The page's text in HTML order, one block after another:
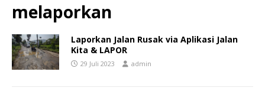
melaporkan
Laporkan Jalan Rusak via Aplikasi Jalan
Kita & LAPOR
29 Juli 2023 admin